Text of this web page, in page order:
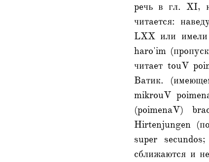
речь в гл. XI,
читается:
LXX или имели
haro'im
читает touV
Ватик.
mikrouV
(poimenaV)
Hirtenjungen
super
сближаются и